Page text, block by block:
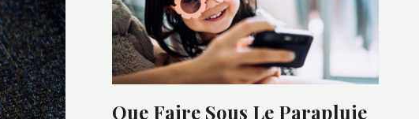
Que Faire Sous Le Parapluie